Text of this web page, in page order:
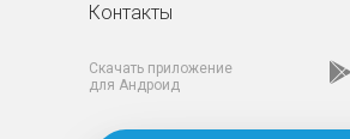
Контакты
Скачать приложение
для Андроид